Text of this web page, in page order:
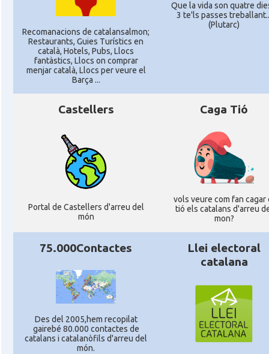
Recomanacions de catalansalmon;
Restaurants, Guies Turístics en
català, Hotels, Pubs, Llocs
fantàstics, Llocs on comprar
menjar català, Llocs per veure el
Barça ...
Que la vida son quatre
3 te'ls passes
(Plutarc)
Castellers
Portal de Castellers d'arreu del
món
Caga Tió
vols veure com fan cagar
tió els catalans d'arreu
mon?
75.000Contactes
Des del 2005,hem recopilat
gairebé 80.000 contactes de
catalans i catalanòfils d'arreu del
món.
Llei electoral
catalana